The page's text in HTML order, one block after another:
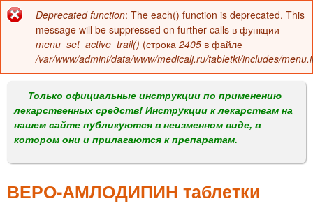
а
в
о
м
е
н
Сообщение
об
ошибке
Deprecated function: The each() function is deprecated. This
message will be suppressed on further calls в функции
menu_set_active_trail() (строка 2405 в файле
/var/www/admini/data/www/medicalj.ru/tabletki/includes/
Только официальные инструкции по применению
лекарственных средств! Инструкции к лекарствам на
нашем сайте публикуются в неизменном виде, в
котором они и прилагаются к препаратам.
ВЕРО-АМЛОДИПИН таблетки